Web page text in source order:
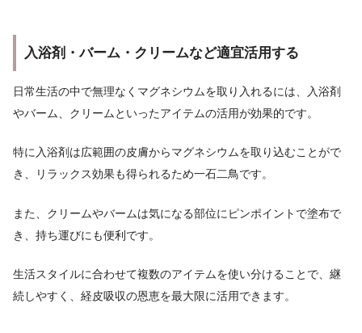
入浴剤・バーム・クリームなど適宜活用する
日常生活の中で無理なくマグネシウムを取り入れるには、入浴剤
やバーム、クリームといったアイテムの活用が効果的です。
特に入浴剤は広範囲の皮膚からマグネシウムを取り込むことがで
き、リラックス効果も得られるため一石二鳥です。
また、クリームやバームは気になる部位にピンポイントで塗布で
き、持ち運びにも便利です。
生活スタイルに合わせて複数のアイテムを使い分けることで、継
続しやすく、経皮吸収の恩恵を最大限に活用できます。